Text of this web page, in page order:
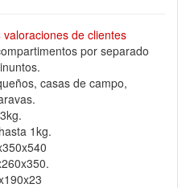
valoraciones de clientes
por separado
casas de campo,
1kg.